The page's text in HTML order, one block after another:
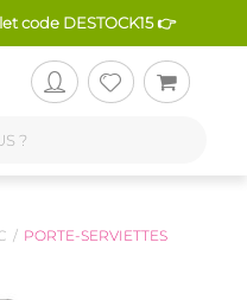
code DESTOCK15 👉
PORTE-SERVIETTES